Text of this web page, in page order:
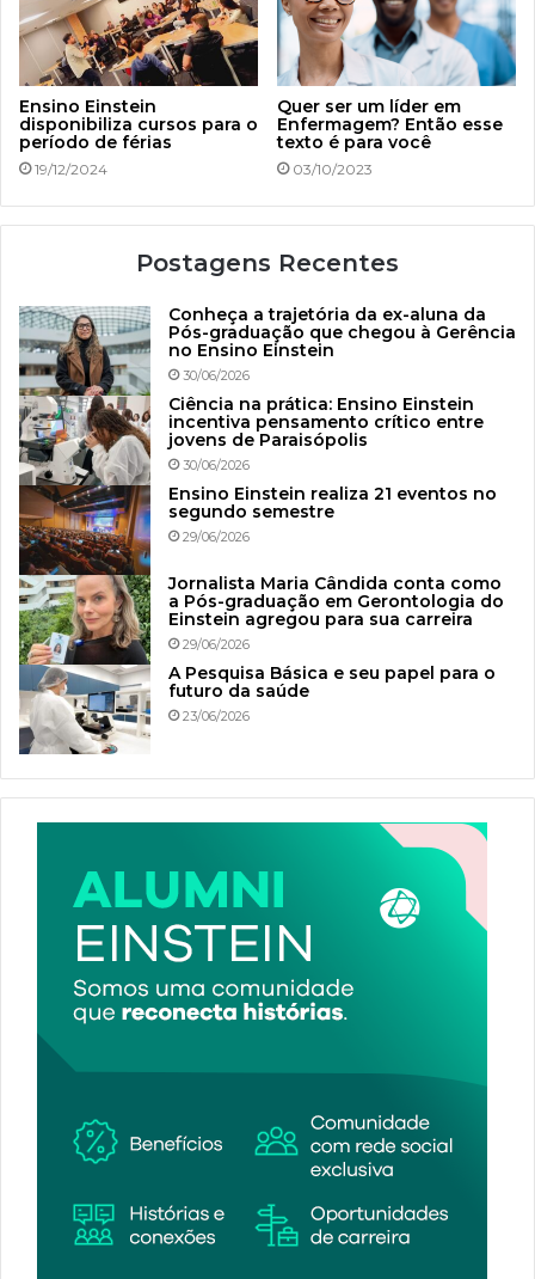
Ensino Einstein
disponibiliza cursos para o
período de férias
19/12/2024
Quer ser um líder em
Enfermagem? Então esse
texto é para você
03/10/2023
Postagens Recentes
Conheça a trajetória da ex-aluna da
Pós-graduação que chegou à Gerência
no Ensino Einstein
30/06/2026
Ciência na prática: Ensino Einstein
incentiva pensamento crítico entre
jovens de Paraisópolis
30/06/2026
Ensino Einstein realiza 21 eventos no
segundo semestre
29/06/2026
Jornalista Maria Cândida conta como
a Pós-graduação em Gerontologia do
Einstein agregou para sua carreira
29/06/2026
A Pesquisa Básica e seu papel para o
futuro da saúde
23/06/2026